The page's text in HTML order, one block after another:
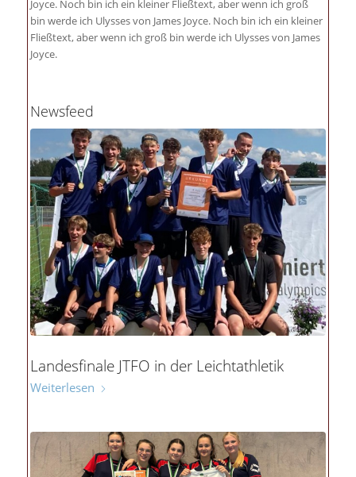
Joyce. Noch bin ich ein kleiner Fließtext, aber wenn ich groß
bin werde ich Ulysses von James Joyce. Noch bin ich ein kleiner
Fließtext, aber wenn ich groß bin werde ich Ulysses von James
Joyce.
Newsfeed
Landesfinale JTFO in der Leichtathletik
Weiterlesen